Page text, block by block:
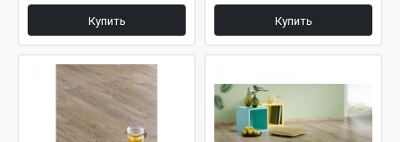
Купить Купить